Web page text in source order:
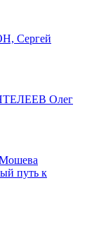
Сергей
Олег
путь к